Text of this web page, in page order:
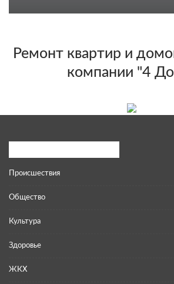
Ремонт квартир и
компании "4
Происшествия
Общество
Культура
Здоровье
ЖКХ